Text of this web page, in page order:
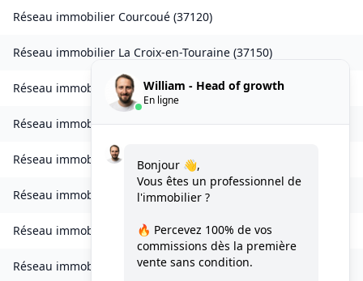
Réseau immobilier Courcoué (37120)
Réseau immobilier La Croix-en-Touraine (37150)
Réseau immobilierCrouzilles(37220)
Réseau immobilierDame-Marie-les-Bois(37110)
Réseau immobilierDierre(37150)
Réseau immobilier Épeigné-les-Bois(
Réseau immobilier Fondettes(37230)
Réseau immobilier Hommes(37340)
William - Head of growth
En ligne
Bonjour 👋,
Vous êtes un professionnel de
l'immobilier ?
🔥 Percevez 100% de vos
commissions dès la première
vente sans condition.